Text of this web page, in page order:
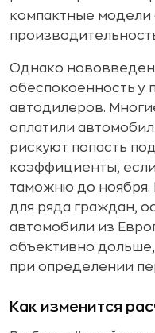
компактные модели
Однако
обеспокоенность у
автодилеров.
оплатили
рискуют попасть
коэффициенты,
таможню до ноября.
для ряда граждан,
автомобили из
объективно дольше,
при определении
Как изменится